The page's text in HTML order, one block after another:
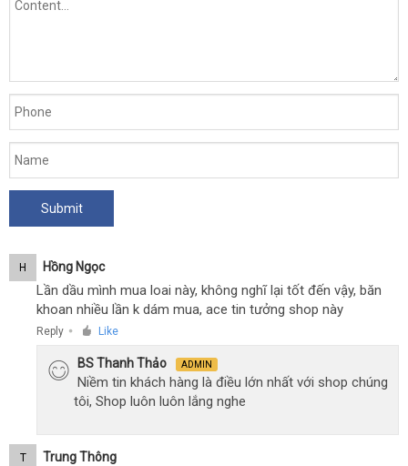
H Hồng Ngọc
Lần dầu mình mua loai này, không nghĩ lại tốt đến vậy, băn
khoan nhiều lần k dám mua, ace tin tưởng shop này
Reply ● Like
BS Thanh Thảo ADMIN
Niềm tin khách hàng là điều lớn nhất với shop chúng
tôi, Shop luôn luôn lắng nghe
T Trung Thông